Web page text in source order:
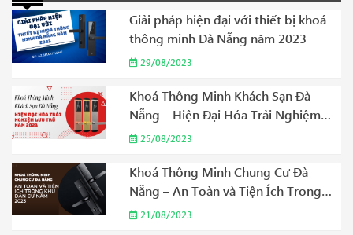
Giải pháp hiện đại với thiết bị khoá
thông minh Đà Nẵng năm 2023
29/08/2023
Khoá Thông Minh Khách Sạn Đà
Nẵng – Hiện Đại Hóa Trải Nghiệm
Lưu Trú Năm 2023
25/08/2023
Khoá Thông Minh Chung Cư Đà
Nẵng – An Toàn và Tiện Ích Trong
Khu Dân Cư Năm 2023
21/08/2023